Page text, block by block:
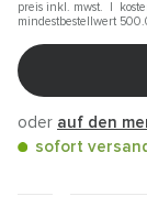
preis inkl. mwst. |
mindestbestellwert
oder auf den
sofort